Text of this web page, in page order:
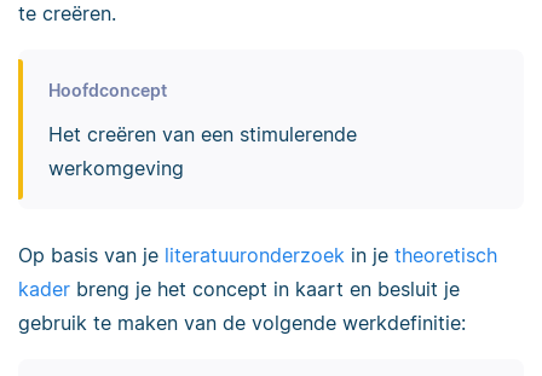
te creëren.
Hoofdconcept
Het creëren van een stimulerende
werkomgeving
Op basis van je literatuuronderzoek in je theoretisch
kader breng je het concept in kaart en besluit je
gebruik te maken van de volgende werkdefinitie: